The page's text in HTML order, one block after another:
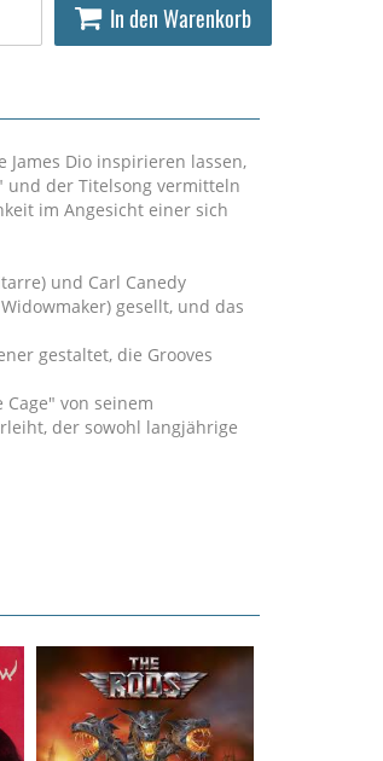
In den Warenkorb
James Dio inspirieren lassen,
und der Titelsong vermitteln
im Angesicht einer sich
und Carl Canedy
gesellt, und das
gestaltet, die Grooves
von seinem
der sowohl langjährige